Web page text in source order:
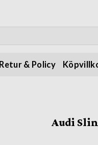
Retur & Policy
Audi